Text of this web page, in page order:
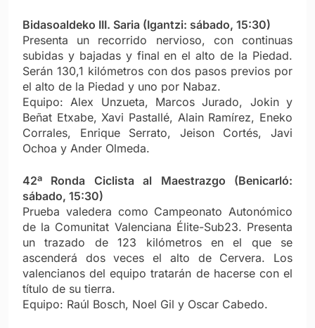
Bidasoaldeko III. Saria (Igantzi: sábado, 15:30)
Presenta un recorrido nervioso, con continuas
subidas y bajadas y final en el alto de la Piedad.
Serán 130,1 kilómetros con dos pasos previos por
el alto de la Piedad y uno por Nabaz.
Equipo: Alex Unzueta, Marcos Jurado, Jokin y
Beñat Etxabe, Xavi Pastallé, Alain Ramírez, Eneko
Corrales, Enrique Serrato, Jeison Cortés, Javi
Ochoa y Ander Olmeda.
42ª Ronda Ciclista al Maestrazgo (Benicarló:
sábado, 15:30)
Prueba valedera como Campeonato Autonómico
de la Comunitat Valenciana Élite-Sub23. Presenta
un trazado de 123 kilómetros en el que se
ascenderá dos veces el alto de Cervera. Los
valencianos del equipo tratarán de hacerse con el
título de su tierra.
Equipo: Raúl Bosch, Noel Gil y Oscar Cabedo.